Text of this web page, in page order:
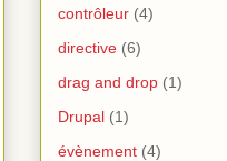
contrôleur (4)
directive (6)
drag and drop (1)
Drupal (1)
évènement (4)